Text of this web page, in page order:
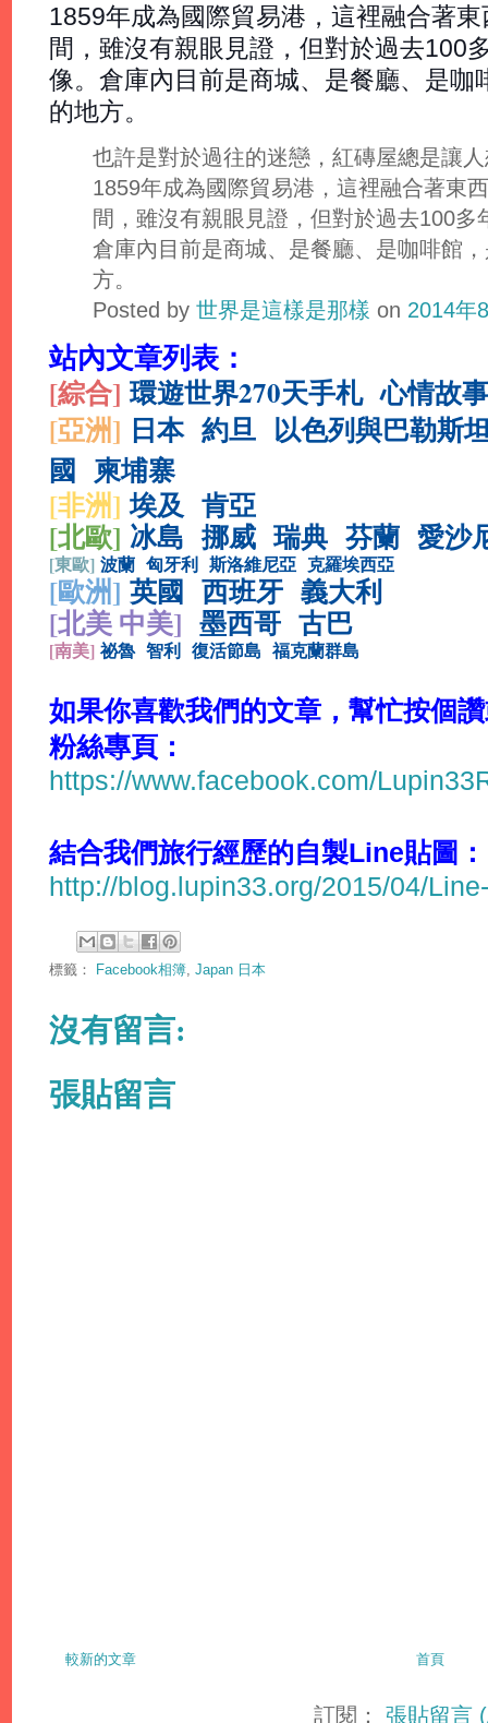
1859年成為國際貿易港，這裡融合著
間，雖沒有親眼見證，但對於過去100
像。倉庫內目前是商城、是餐廳、是咖
的地方。
也許是對於過往的迷戀，紅磚屋總是讓
1859年成為國際貿易港，這裡融合著東
間，雖沒有親眼見證，但對於過去100
倉庫內目前是商城、是餐廳、是咖啡館
方。
Posted by 世界是這樣是那樣 on 2014年
站內文章列表：
[綜合] 環遊世界270天手札 心情故事
[亞洲] 日本 約旦 以色列與巴勒斯
國 柬埔寨
[非洲]埃及 肯亞
[北歐] 冰島 挪威 瑞典 芬蘭 愛沙
[東歐] 波蘭 匈牙利 斯洛維尼亞 克羅埃西亞
[歐洲] 英國 西班牙 義大利
[北美 中美] 墨西哥 古巴
[南美] 祕魯 智利 復活節島 福克蘭群島
如果你喜歡我們的文章，幫忙按個
粉絲專頁：
https://www.facebook.com/
結合我們旅行經歷的自製Line貼圖：
http://blog.lupin33.org/2015/04/
標籤： Facebook相簿 Japan 日本
沒有留言:
張貼留言
較新的文章 首頁
訂閱：張貼留言